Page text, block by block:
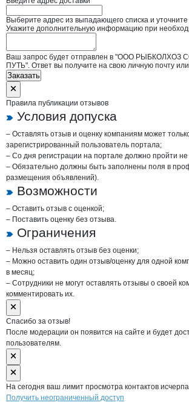
Выберите адрес из выпадающего списка и
Укажите дополнительную информацию при
Ваш запрос будет отправлен в "ООО
ПУТЬ". Ответ вы получите на свою личную почту
Заказать
Правила публикации отзывов
Условия допуска
– Оставлять отзыв и оценку компаниям может
зарегистрированный пользователь портала;
– Со дня регистрации на портале должно пройти
– Обязательно должны быть заполнены поля в
размещения объявлений).
Возможности
– Оставить отзыв с оценкой;
– Поставить оценку без отзыва.
Ограничения
– Нельзя оставлять отзыв без оценки;
– Можно оставить один отзыв/оценку для одной
в месяц;
– Сотрудники не могут оставлять отзывы о своей
комментировать их.
Спасибо за отзыв!
После модерации он появится на сайте и будет
пользователям.
На сегодня ваш лимит просмотра контактов
Получить неограниченный доступ